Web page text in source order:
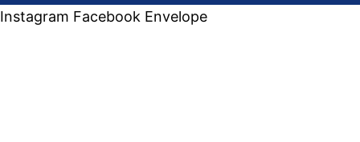
Instagram Facebook Envelope